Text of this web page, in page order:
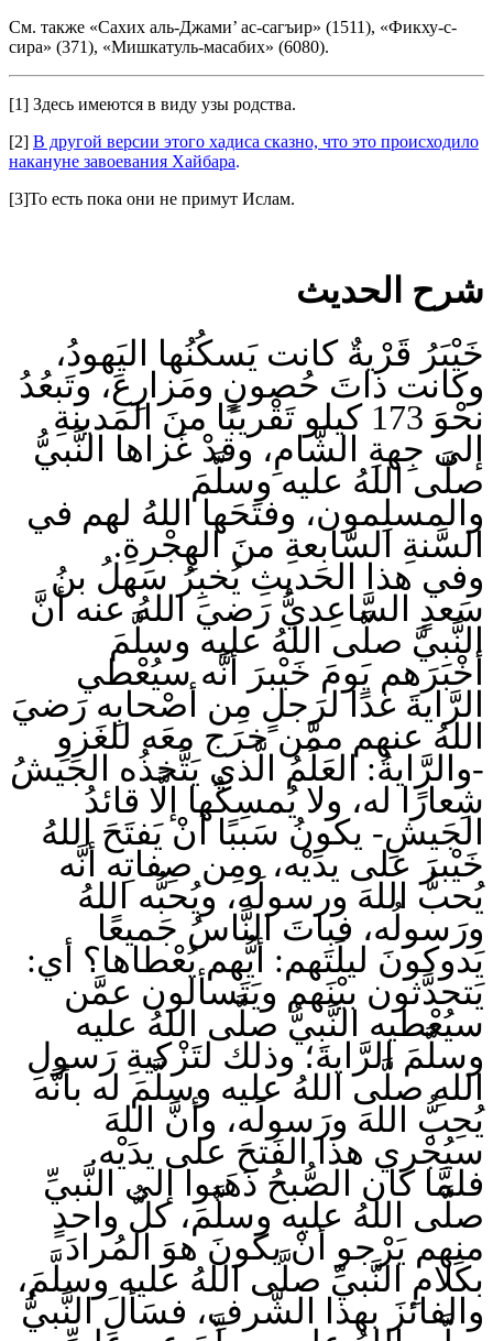
См. также «Сахих аль-Джами’ ас-сагъир» (1511), «Фикху-с-
сира» (371), «Мишкатуль-масабих» (6080).
[1] Здесь имеются в виду узы родства.
[2] В другой версии этого хадиса сказно, что это происходило
накануне завоевания Хайбара.
[3]То есть пока они не примут Ислам.
شرح الحديث
خَيْبَرُ قَرْيةٌ كانت يَسكُنُها اليَهودُ،
وكانت ذاتَ حُصونٍ ومَزارِعَ، وتَبعُدُ
نحْوَ 173 كيلو تَقْريبًا منَ المَدينةِ
إلى جِهةِ الشَّامِ، وقدْ غَزاها النَّبيُّ
صلَّى اللهُ عليه وسلَّمَ
والمسلِمون، وفتَحَها اللهُ لهم في
السَّنةِ السَّابعةِ منَ الهِجْرةِ.
وفي هذا الحَديثِ يُخبِرُ سَهلُ بنُ
سَعدٍ السَّاعِديُّ رَضيَ اللهُ عنه أنَّ
النَّبيَّ صلَّى اللهُ عليه وسلَّمَ
أخْبَرَهم يَومَ خَيْبرَ أنَّه سيُعْطي
الرَّايةَ غدًا لرَجلٍ مِن أصْحابِه رَضيَ
اللهُ عنهم ممَّن خرَج معَه للغَزوِ
-والرَّايةُ: العَلَمُ الَّذي يَتَّخذُه الجَيشُ
شِعارًا له، ولا يُمسِكُها إلَّا قائدُ
الجَيشِ- يكونُ سَببًا أنْ يَفتَحَ اللهُ
خَيْبرَ على يدَيْه، ومِن صِفاتِه أنَّه
يُحبُّ اللهَ ورسولَه، ويُحبُّه اللهُ
ورَسولُه، فباتَ النَّاسُ جَميعًا
يَدوكونَ ليلَتَهم: أيُّهم يُعْطاها؟ أي:
يَتحدَّثون بيْنَهم ويَتَسألون عمَّن
سيُعْطيه النَّبيُّ صلَّى اللهُ عليه
وسلَّمَ الرَّايةَ؛ وذلك لتَزْكيةِ رَسولِ
اللهِ صلَّى اللهُ عليه وسلَّمَ له بأنَّه
يُحِبُّ اللهَ ورَسولَه، وأنَّ اللهَ
سيُجْري هذا الفَتحَ على يدَيْه.
فلمَّا كان الصُّبحُ ذَهَبوا إلى النَّبيِّ
صلَّى اللهُ عليه وسلَّمَ، كلُّ واحدٍ
منهم يَرْجو أنْ يكونَ هوَ المُرادَ
بكَلامِ النَّبيِّ صلَّى اللهُ عليه وسلَّمَ،
والفائزَ بهذا الشَّرفِ، فسَألَ النَّبيُّ